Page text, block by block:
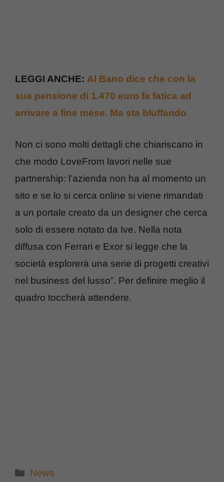
LEGGI ANCHE: Al Bano dice che con la
sua pensione di 1.470 euro fa fatica ad
arrivare a fine mese. Ma sta bluffando
Non ci sono molti dettagli che chiariscano in
che modo LoveFrom lavori nelle sue
partnership: l’azienda non ha al momento un
sito e se lo si cerca online si viene rimandati
a un portale creato da un designer che cerca
solo di essere notato da Ive. Nella nota
diffusa con Ferrari e Exor si legge che la
società esplorerà una serie di progetti creativi
nel business del lusso”. Per definire meglio il
quadro toccherà attendere.
Categorie
News